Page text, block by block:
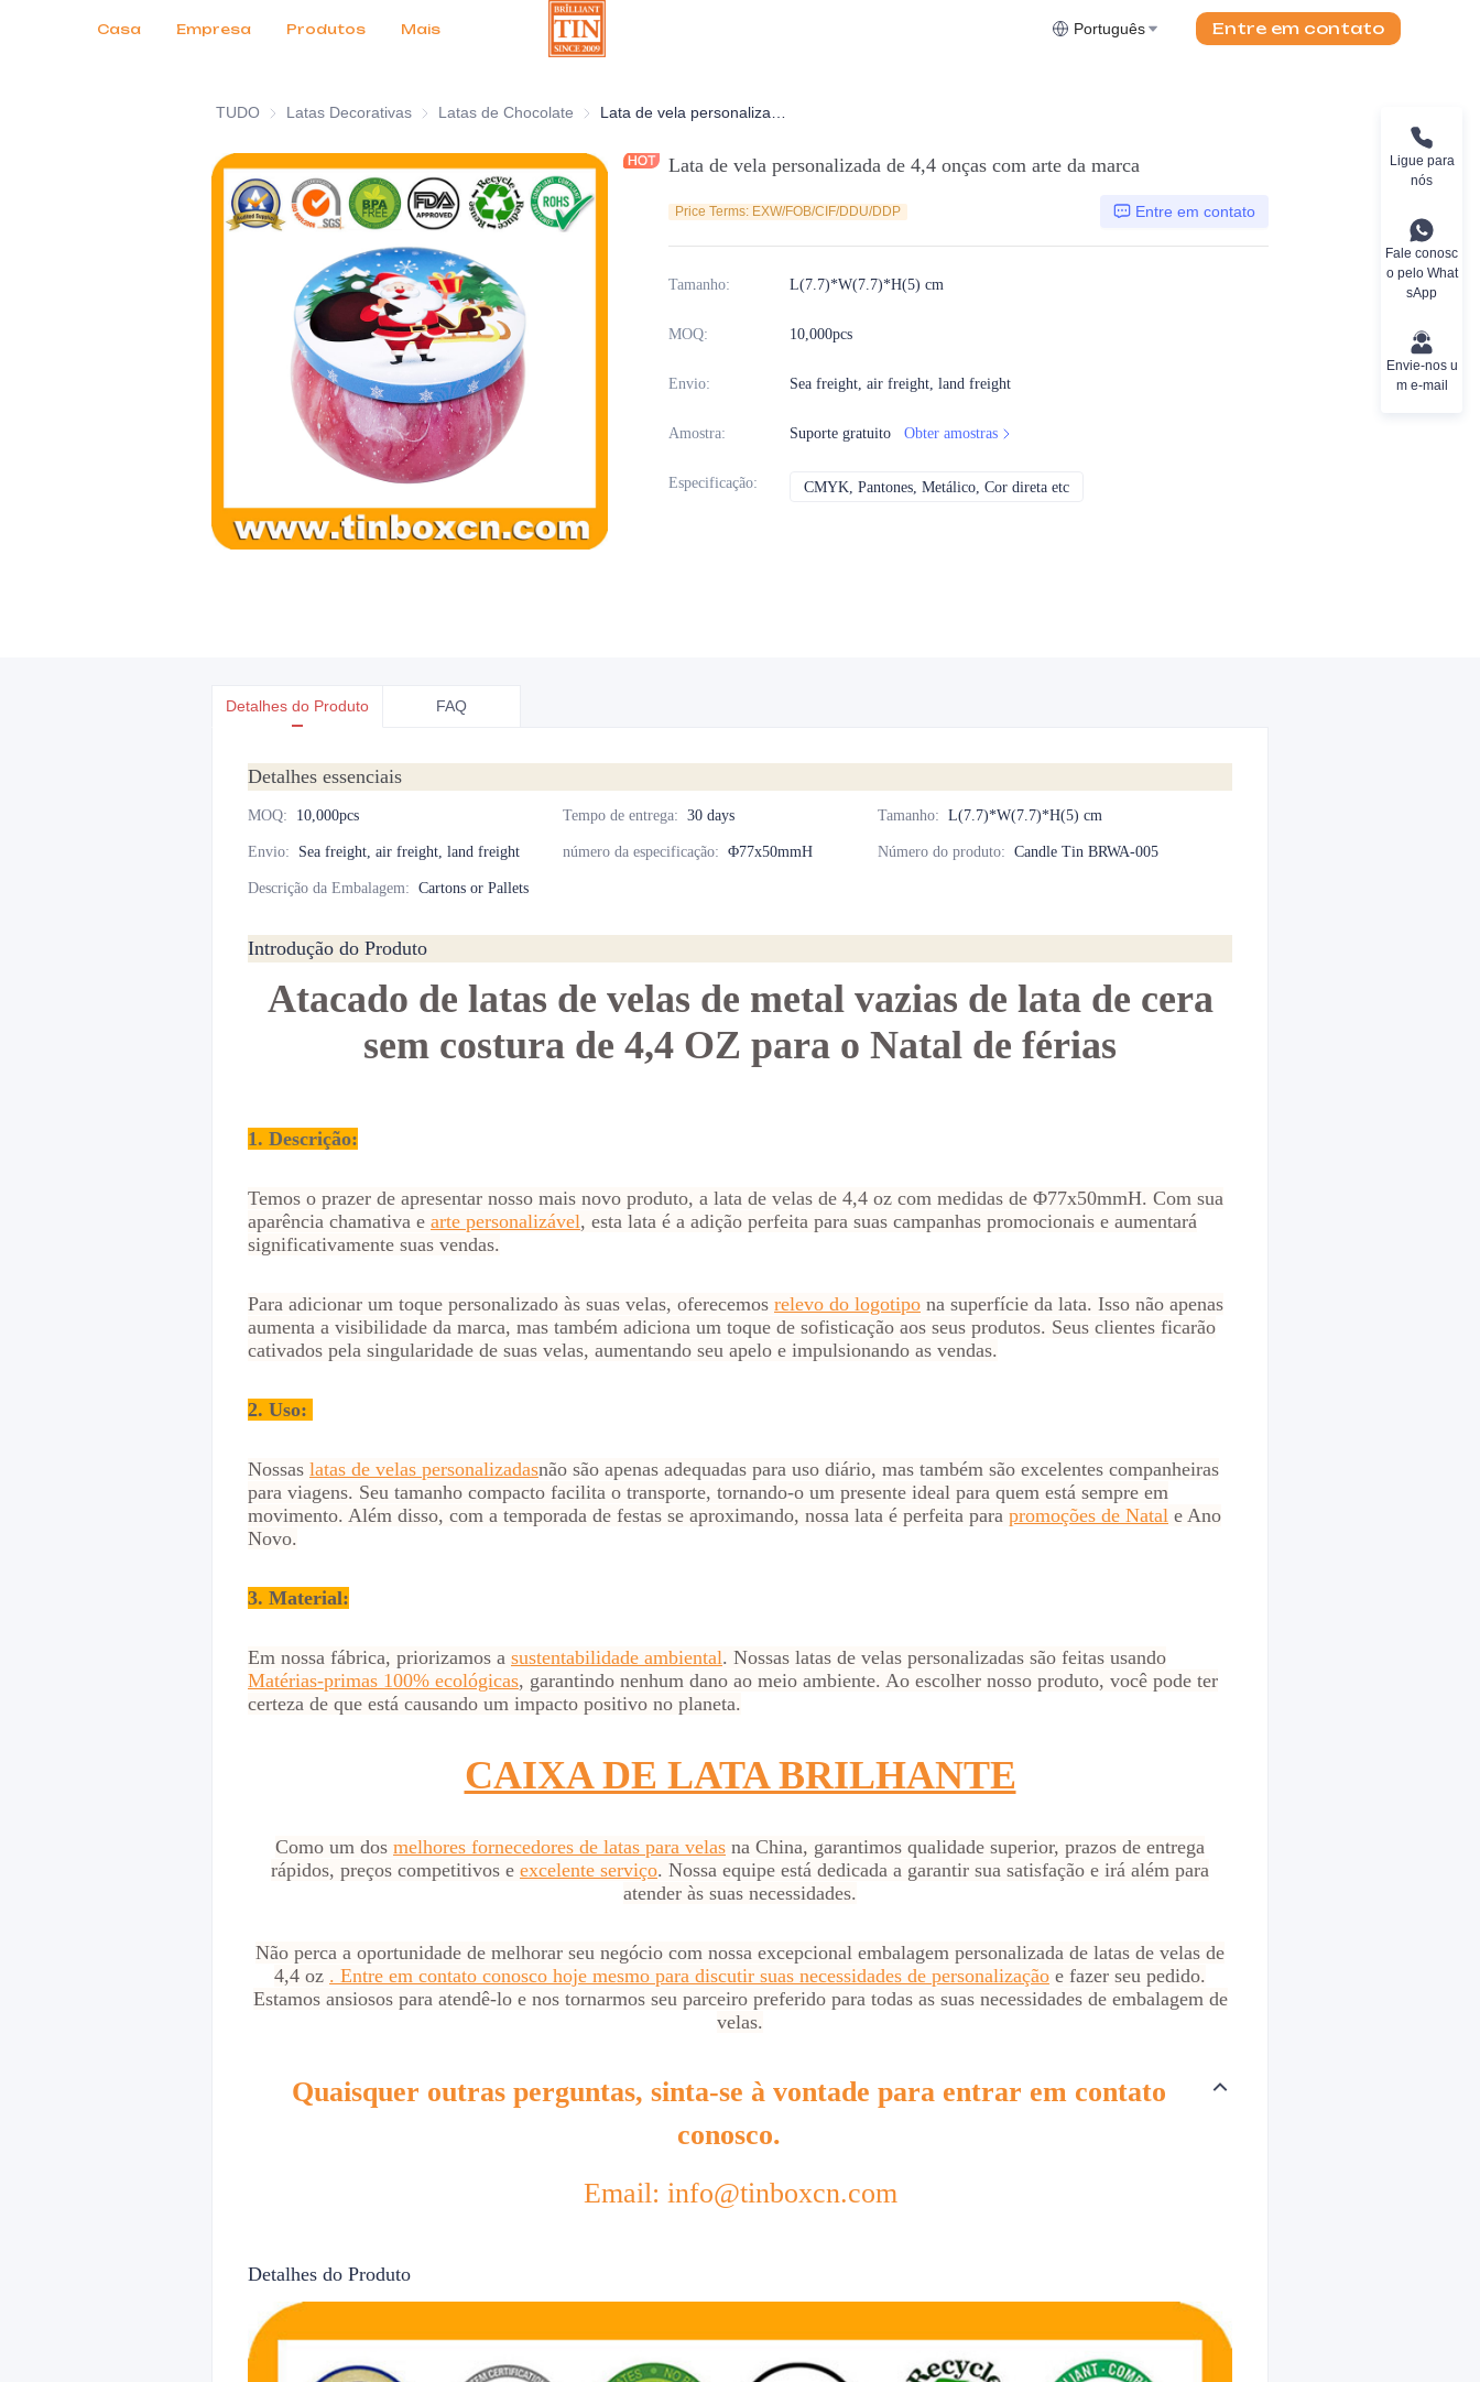
Casa Empresa Produtos
Serviços ao Cliente
Feiras de Negócios 2026
Certificados
Notícias
Produtos Mais Português Entre em contato
TUDO Latas Decorativas Latas Decorativas
Latas de Chocolate Latas de Chocolate
Lata de vela personalizada de 4,4 onças com arte da marca
Price Terms: EXW/FOB/CIF/DDU/DDP Entre em contato
Tamanho: L(7.7)*W(7.7)*H(5) cm
MOQ: 10,000pcs
Envio: Sea freight, air freight, land freight
Amostra: Suporte gratuito Obter amostras
Especificação: CMYK, Pantones, Metálico, Cor direta etc
Detalhes do Produto FAQ
Detalhes essenciais
MOQ: 10,000pcs Tempo de entrega: 30 days Tamanho: L(7.7)*W(7.7)*H(5) cm
Envio: Sea freight, air freight, land freight número da especificação: Φ77x50mmH Número do produto: Candle Tin BRWA-005
Descrição da Embalagem: Cartons or Pallets
Introdução do Produto
Atacado de latas de velas de metal vazias de lata de cera
sem costura de 4,4 OZ para o Natal de férias
1. Descrição:
Temos o prazer de apresentar nosso mais novo produto, a lata de velas de 4,4 oz com medidas de Φ77x50mmH. Com sua
aparência chamativa e arte personalizável, esta lata é a adição perfeita para suas campanhas promocionais e aumentará
significativamente suas vendas.
Para adicionar um toque personalizado às suas velas, oferecemos relevo do logotipo na superfície da lata. Isso não apenas
aumenta a visibilidade da marca, mas também adiciona um toque de sofisticação aos seus produtos. Seus clientes ficarão
cativados pela singularidade de suas velas, aumentando seu apelo e impulsionando as vendas.
2. Uso:
Nossas latas de velas personalizadasnão são apenas adequadas para uso diário, mas também são excelentes companheiras
para viagens. Seu tamanho compacto facilita o transporte, tornando-o um presente ideal para quem está sempre em
movimento. Além disso, com a temporada de festas se aproximando, nossa lata é perfeita para promoções de Natal e Ano
Novo.
3. Material:
Em nossa fábrica, priorizamos a sustentabilidade ambiental. Nossas latas de velas personalizadas são feitas usando
Matérias-primas 100% ecológicas, garantindo nenhum dano ao meio ambiente. Ao escolher nosso produto, você pode ter
certeza de que está causando um impacto positivo no planeta.
CAIXA DE LATA BRILHANTE
Como um dos melhores fornecedores de latas para velas na China, garantimos qualidade superior, prazos de entrega
rápidos, preços competitivos e excelente serviço. Nossa equipe está dedicada a garantir sua satisfação e irá além para
atender às suas necessidades.
Não perca a oportunidade de melhorar seu negócio com nossa excepcional embalagem personalizada de latas de velas de
4,4 oz . Entre em contato conosco hoje mesmo para discutir suas necessidades de personalização e fazer seu pedido.
Estamos ansiosos para atendê-lo e nos tornarmos seu parceiro preferido para todas as suas necessidades de embalagem de
velas.
Quaisquer outras perguntas, sinta-se à vontade para entrar em contato
conosco.
Email: info@tinboxcn.com
Detalhes do Produto
Ligue para
nós
Fale conosc
o pelo What
sApp
Envie-nos u
m e-mail